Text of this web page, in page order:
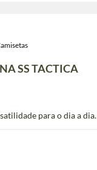
SS TACTICA
para o dia a dia.